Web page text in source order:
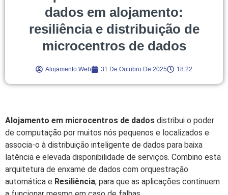
dados em alojamento:
resiliência e distribuição de
microcentros de dados
Alojamento Web 31 De Outubro De 2025 18:22
Alojamento em microcentros de dados distribui o poder
de computação por muitos nós pequenos e localizados e
associa-o à distribuição inteligente de dados para baixa
latência e elevada disponibilidade de serviços. Combino esta
arquitetura de enxame de dados com orquestração
automática e Resiliência, para que as aplicações continuem